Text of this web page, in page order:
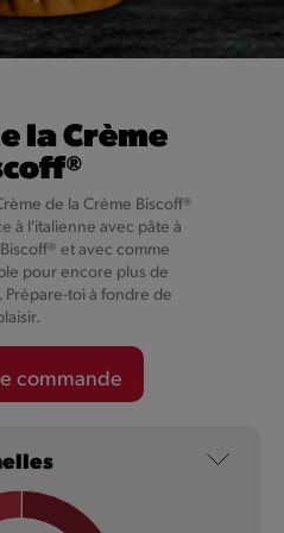
Biscoff®
de la Crème Biscoff® : une
avec pâte à tartiner spéculoos
un crumble pour encore
Prépare-toi à fondre de plaisir.
plus
la Crème
de la Crème Biscoff®
à l'italienne avec pâte à
et avec comme
pour encore plus de
Prépare-toi à fondre de
commande